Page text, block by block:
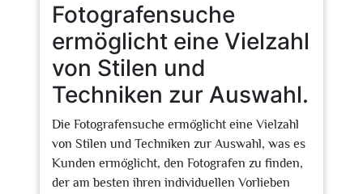
Fotografensuche
ermöglicht eine Vielzahl
von Stilen und
Techniken zur Auswahl.
Die Fotografensuche ermöglicht eine Vielzahl
von Stilen und Techniken zur Auswahl, was es
Kunden ermöglicht, den Fotografen zu finden,
der am besten ihren individuellen Vorlieben